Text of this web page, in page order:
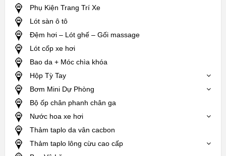
Phụ Kiện Trang Trí Xe
Lót sàn ô tô
Đệm hơi – Lót ghế – Gối massage
Lót cốp xe hơi
Bao da + Móc chìa khóa
Hộp Tỳ Tay
Bơm Mini Dự Phòng
Bộ ốp chân phanh chân ga
Nước hoa xe hơi
Thảm taplo da vân cacbon
Thảm taplo lông cừu cao cấp